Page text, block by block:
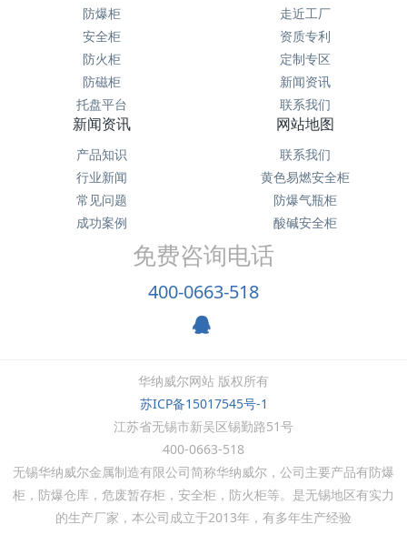
防爆柜
安全柜
防火柜
防磁柜
托盘平台
走近工厂
资质专利
定制专区
新闻资讯
联系我们
新闻资讯
产品知识
行业新闻
常见问题
成功案例
网站地图
联系我们
黄色易燃安全柜
防爆气瓶柜
酸碱安全柜
免费咨询电话
400-0663-518
华纳威尔网站 版权所有
苏ICP备15017545号-1
江苏省无锡市新吴区锡勤路51号
400-0663-518
无锡华纳威尔金属制造有限公司简称华纳威尔，公司主要产品有防爆
柜，防爆仓库，危废暂存柜，安全柜，防火柜等。是无锡地区有实力
的生产厂家，本公司成立于2013年，有多年生产经验